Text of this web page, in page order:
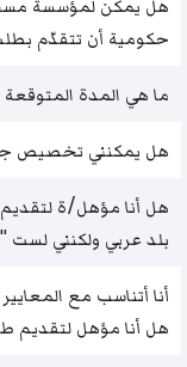
حكومية أن تتقدّم
ما هي المدة
هل يمكنني تخصيص
هل أنا مؤهل/ة
بلد عربي ولكنني
أنا أتناسب مع
هل أنا مؤهل لتقديم